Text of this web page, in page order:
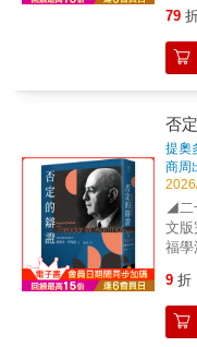
析，
趨嚴
的歷
著
結局
界
妮爾
書旨
之中
量
者
活
豐功
路。
事長
播電
夢境
們
回憶
在
史變
字，
越
傳
對英
的家
（
們的
79
否
提奧
商周
◢二
文版
福
諾為
家，
哲
9 折